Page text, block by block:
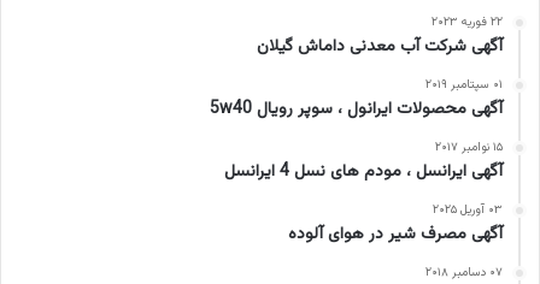
۲۲ فوریه ۲۰۲۳
آگهی شرکت آب معدنی داماش گیلان
۰۱ سپتامبر ۲۰۱۹
آگهی محصولات ایرانول ، سوپر رویال 5w40
۱۵ نوامبر ۲۰۱۷
آگهی ایرانسل ، مودم های نسل 4 ایرانسل
۰۳ آوریل ۲۰۲۵
آگهی مصرف شیر در هوای آلوده
۰۷ دسامبر ۲۰۱۸